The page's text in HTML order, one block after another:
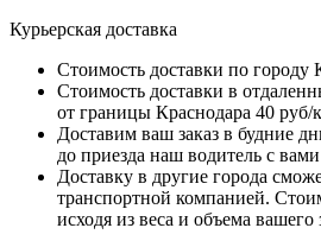
Курьерская доставка
Стоимость доставки по городу
Стоимость доставки в
от границы Краснодара 40 руб/
Доставим ваш заказ в будние
до приезда наш водитель с
Доставку в другие города
транспортной компанией.
исходя из веса и объема вашего